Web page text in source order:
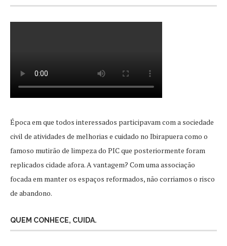
Época em que todos interessados participavam com a sociedade
civil de atividades de melhorias e cuidado no Ibirapuera como o
famoso mutirão de limpeza do PIC que posteriormente foram
replicados cidade afora. A vantagem? Com uma associação
focada em manter os espaços reformados, não corriamos o risco
de abandono.
QUEM CONHECE, CUIDA.